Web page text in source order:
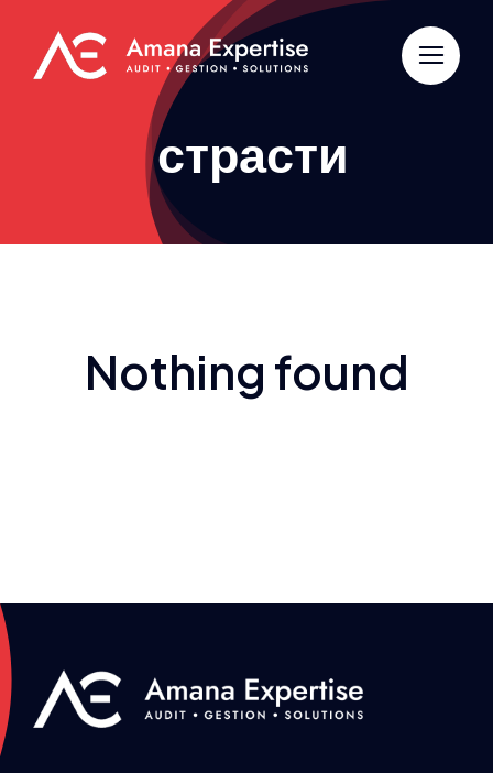
contenu
страсти
Nothing found